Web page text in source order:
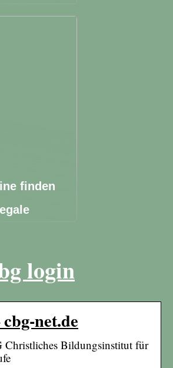
finden
login
net.de
Bildungsinstitut für